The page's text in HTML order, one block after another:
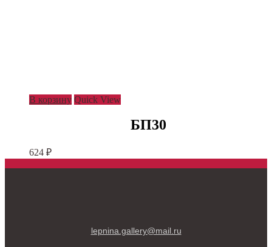
В корзину Quick View
БП30
624 ₽
lepnina.gallery@mail.ru